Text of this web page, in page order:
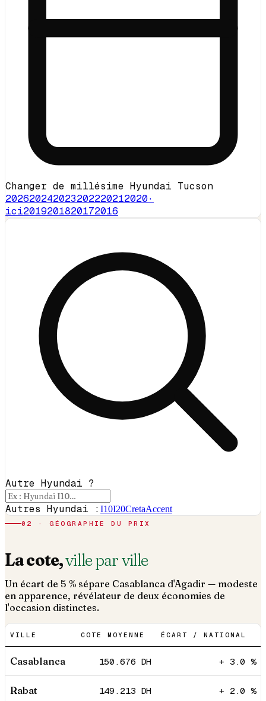
Changer de millésime Hyundai Tucson
202620242023202220212020·
ici2019201820172016
Autre Hyundai ?
Autres Hyundai : I10I20CretaAccent
02 · GÉOGRAPHIE DU PRIX
La cote,ville par ville
Un écart de 5 % sépare Casablanca d'Agadir — modeste
en apparence, révélateur de deux économies de
l'occasion distinctes.
VILLE COTE MOYENNE ÉCART / NATIONAL
Casablanca 150.676 DH + 3.0 %
Rabat 149.213 DH + 2.0 %